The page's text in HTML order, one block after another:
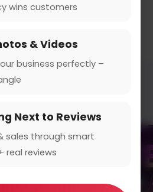
wins customers
& Videos
business perfectly –
Next to Reviews
sales through smart
real reviews